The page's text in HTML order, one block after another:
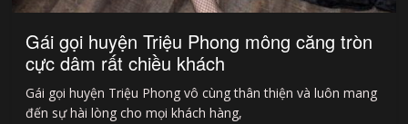
Gái gọi huyện Triệu Phong mông căng tròn
cực dâm rất chiều khách
Gái gọi huyện Triệu Phong vô cùng thân thiện và luôn mang
đến sự hài lòng cho mọi khách hàng,